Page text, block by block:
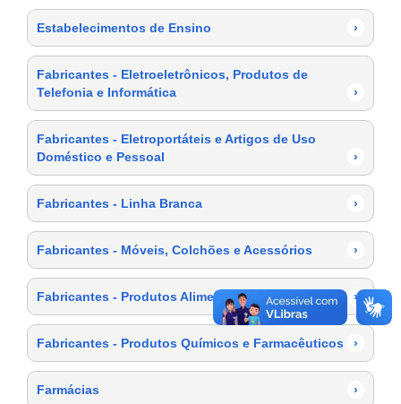
Estabelecimentos de Ensino ›
Fabricantes - Eletroeletrônicos, Produtos de
Telefonia e Informática
›
Fabricantes - Eletroportáteis e Artigos de Uso
Doméstico e Pessoal
›
Fabricantes - Linha Branca ›
Fabricantes - Móveis, Colchões e Acessórios ›
Fabricantes - Produtos Alimentícios ›
Fabricantes - Produtos Químicos e Farmacêuticos ›
Farmácias ›